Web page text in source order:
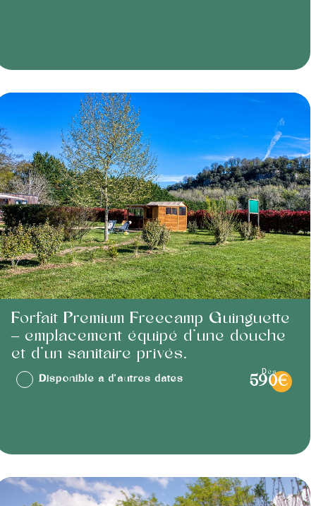
Forfait Premium Freecamp Guinguette
– emplacement équipé d’une douche
et d’un sanitaire privés.
Disponible à d'autres dates
dès
590€